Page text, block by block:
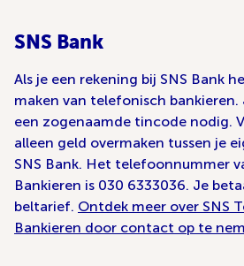
SNS Bank
Als je een rekening bij SNS Bank
maken van telefonisch
een zogenaamde tincode nodig.
alleen geld overmaken tussen je
SNS Bank. Het telefoonnummer
Bankieren is 030 6333036. Je
beltarief. Ontdek meer over SNS
Bankieren door contact op te